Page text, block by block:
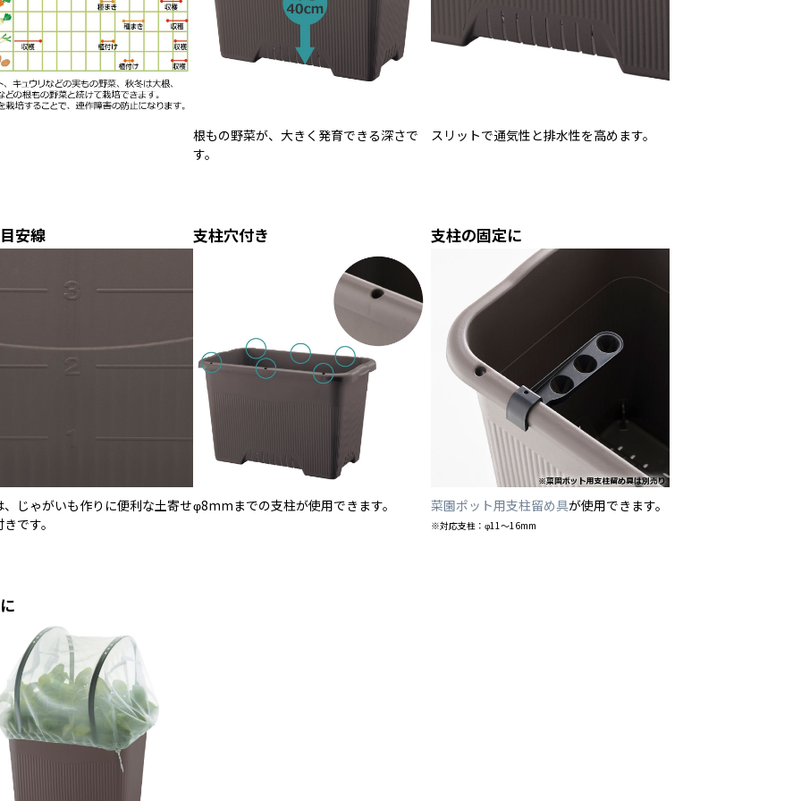
根もの野菜が、大きく発育できる深さで
す。
スリットで通気性と排水性を高めます。
安線
、じゃがいも作りに便利な土寄せ
です。
支柱穴付き
φ8mmまでの支柱が使用できます。
支柱の固定に
菜園ポット用支柱留め具が使用できます。
※対応支柱：φ11～16mm